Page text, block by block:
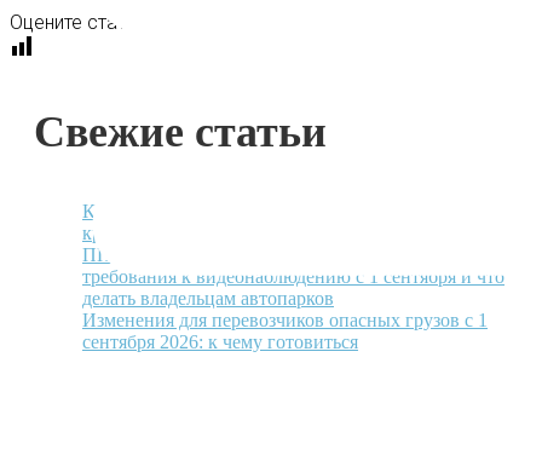
Оцените статью
Свежие статьи
Как экономить топливо в автопарке в условиях
кризиса
ПП № 2107 вместо ПП №969: как изменятся
требования к видеонаблюдению с 1 сентября и что
делать владельцам автопарков
Изменения для перевозчиков опасных грузов с 1
сентября 2026: к чему готовиться